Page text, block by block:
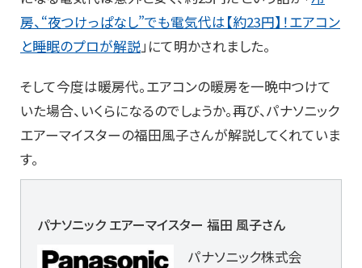
房、“夜つけっぱなし”でも電気代は【約23円】！エアコン
と睡眠のプロが解説」にて明かされました。
そして今度は暖房代。エアコンの暖房を一晩中つけて
いた場合、いくらになるのでしょうか。再び、パナソニック
エアーマイスターの福田風子さんが解説してくれていま
す。
パナソニック エアーマイスター 福田 風子さん
パナソニック株式会